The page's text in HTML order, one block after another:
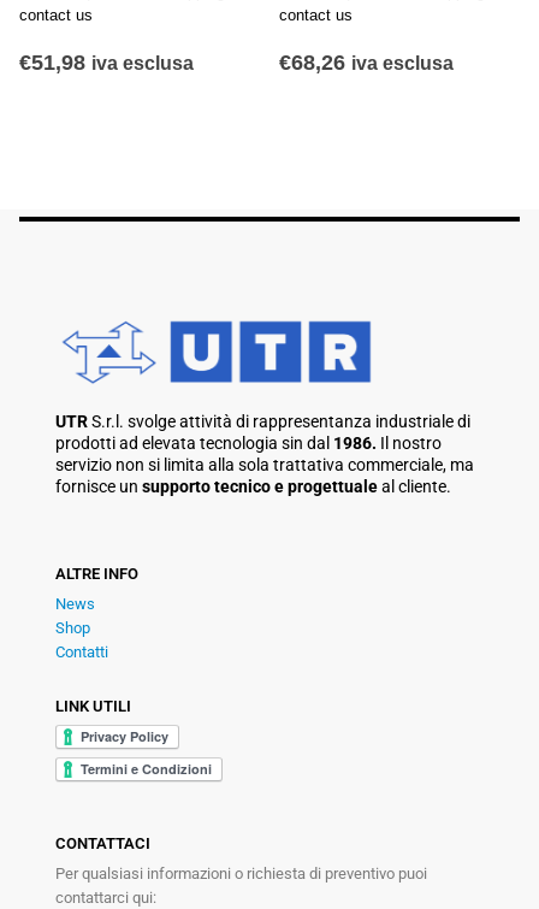
contact us
€51,98 iva esclusa
contact us
€68,26 iva esclusa
UTRS.r.l. svolge attività di rappresentanza industriale di
prodotti ad elevata tecnologia sin dal 1986. Il nostro
servizio non si limita alla sola trattativa commerciale, ma
fornisce un supporto tecnico e progettualeal cliente.
ALTRE INFO
News
Shop
Contatti
LINK UTILI
CONTATTACI
Per qualsiasi informazioni o richiesta di preventivo puoi
contattarci qui: